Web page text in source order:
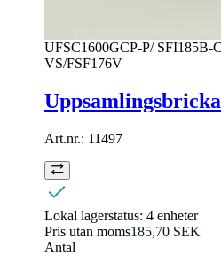
UFSC1600GCP-P/ SFI185B-
VS/FSF176V
Uppsamlingsbricka
Art.nr.: 11497
Lokal lagerstatus: 4 enheter
Pris utan moms185,70 SEK
Antal